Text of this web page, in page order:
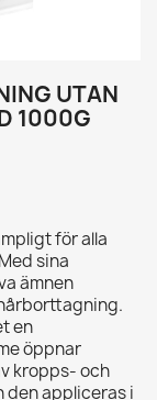
UTAN
1000G
för alla
sina
ämnen
en
öppnar
kropps- och
den appliceras i